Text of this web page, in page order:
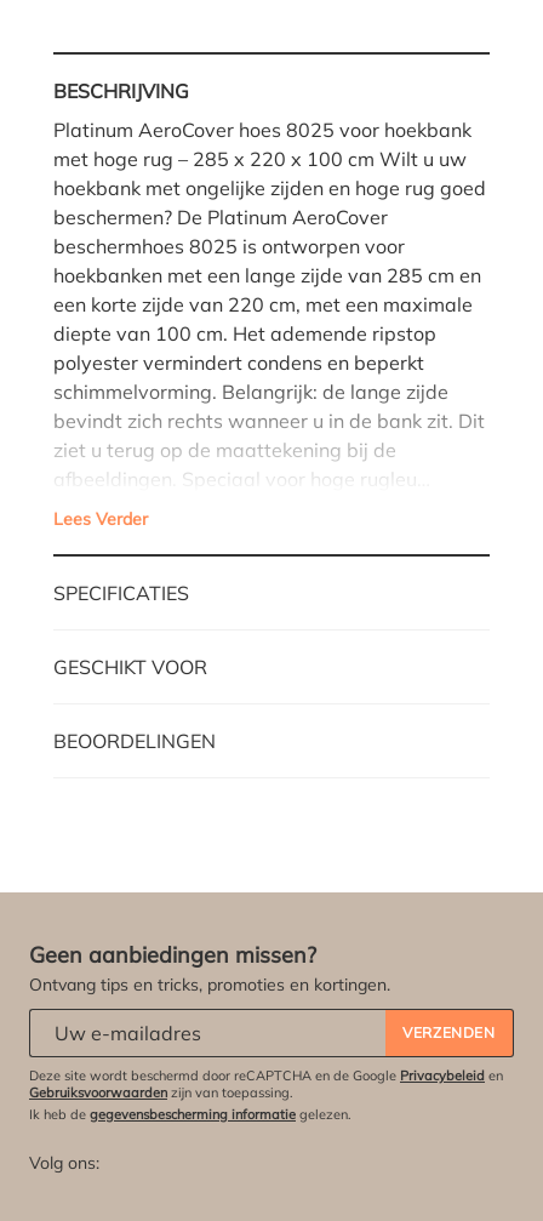
BESCHRIJVING
Platinum AeroCover hoes 8025 voor hoekbank
met hoge rug – 285 x 220 x 100 cm Wilt u uw
hoekbank met ongelijke zijden en hoge rug goed
beschermen? De Platinum AeroCover
beschermhoes 8025 is ontworpen voor
hoekbanken met een lange zijde van 285 cm en
een korte zijde van 220 cm, met een maximale
diepte van 100 cm. Het ademende ripstop
polyester vermindert condens en beperkt
schimmelvorming. Belangrijk: de lange zijde
bevindt zich rechts wanneer u in de bank zit. Dit
ziet u terug op de maattekening bij de
afbeeldingen. Speciaal voor hoge rugleu…
Lees Verder
SPECIFICATIES
GESCHIKT VOOR
BEOORDELINGEN
Geen aanbiedingen missen?
Ontvang tips en tricks, promoties en kortingen.
VERZENDEN
Deze site wordt beschermd door reCAPTCHA en de Google Privacybeleid en
Gebruiksvoorwaarden zijn van toepassing.
Ik heb de gegevensbescherming informatie gelezen.
Volg ons: